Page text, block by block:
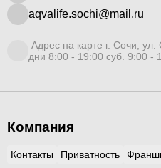
aqvalife.sochi@mail.ru
Адрес на карте г. Сочи,
дни 8:00 - 19:00 суб. 9:00 -
Компания
Контакты Приватность